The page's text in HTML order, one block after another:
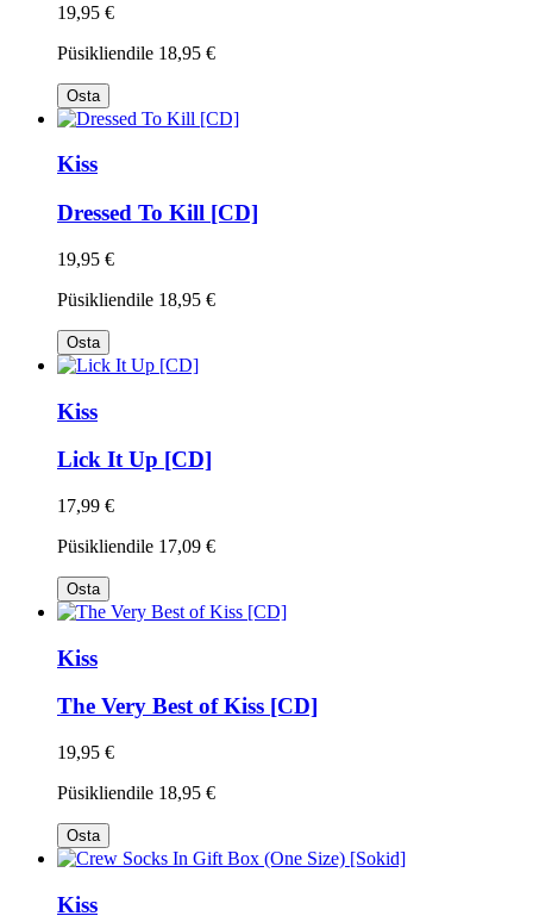
19,95 €
Püsikliendile 18,95 €
Osta
Kiss
Dressed To Kill [CD]
19,95 €
Püsikliendile 18,95 €
Osta
Kiss
Lick It Up [CD]
17,99 €
Püsikliendile 17,09 €
Osta
Kiss
The Very Best of Kiss [CD]
19,95 €
Püsikliendile 18,95 €
Osta
Kiss